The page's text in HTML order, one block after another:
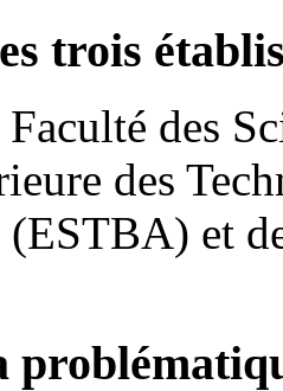
trois
des
des
et